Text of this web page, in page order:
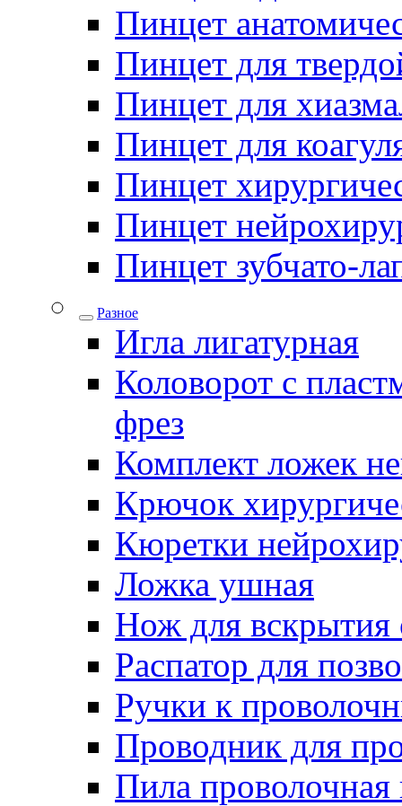
Пинцет
Пинцет для
Пинцет для
Пинцет для
Пинцет
Пинцет
Пинцет зубчато-
Разное
Игла лигатурная
Коловорот с
фрез
Комплект ложек
Крючок
Кюретки
Ложка ушная
Нож для вскрытия
Распатор для
Ручки к
Проводник для
Пила проволочная